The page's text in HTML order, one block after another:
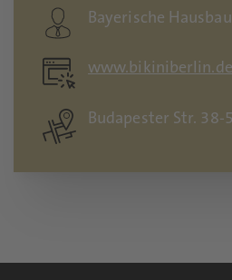
Bayerische Hausbau
Budapester Str. 38-